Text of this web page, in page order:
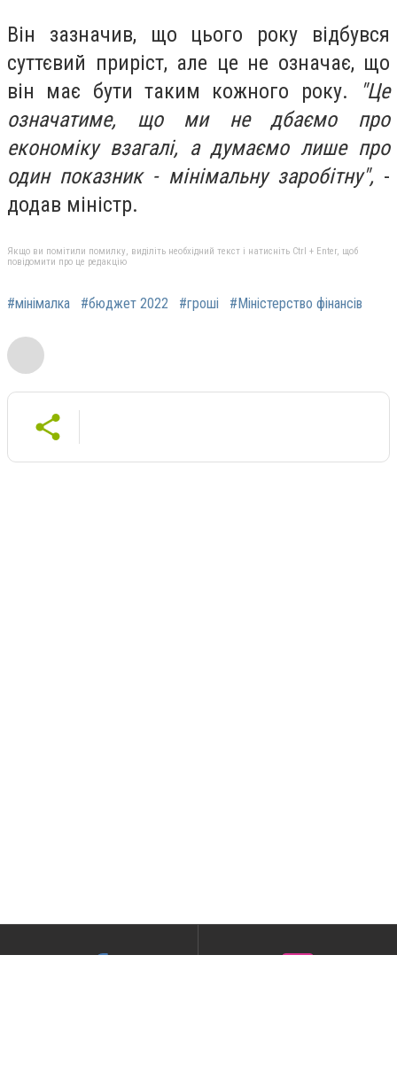
Він зазначив, що цього року відбувся
суттєвий приріст, але це не означає, що
він має бути таким кожного року.
"Це
означатиме, що ми не дбаємо про
економіку взагалі, а думаємо лише про
один показник - мінімальну заробітну", -
додав міністр.
Якщо ви помітили помилку, виділіть необхідний текст і натисніть Ctrl + Enter, щоб
повідомити про це редакцію
#мінімалка #бюджет 2022 #гроші #Міністерство фінансів